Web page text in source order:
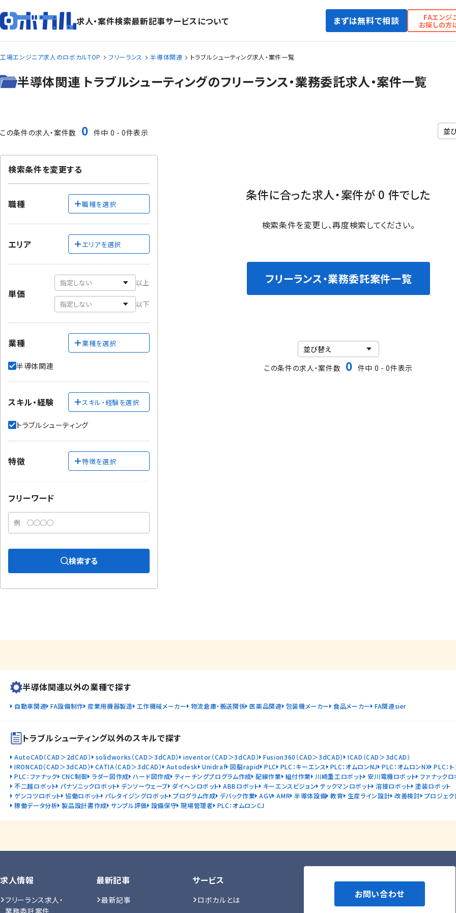
求人・案件検索最新記事サービスについて まずは無料で相談 FAエンジ
お探しの方
工場エンジニア求人のロボカルTOP フリーランス 半導体関連 トラブルシューティング求人・案件一覧
半導体関連 トラブルシューティングのフリーランス・業務委託求人・案件一覧
この条件の求人・案件数 0 件中 0 - 0件表示
条件に合った求人・案件が 0 件でした
検索条件を変更し、再度検索してください。
フリーランス・業務委託案件一覧
この条件の求人・案件数 0 件中 0 - 0件表示
検索条件を変更する
職種 職種を選択
エリア エリアを選択
単価
以上
以下
業種 業種を選択
半導体関連
スキル・経験 スキル・経験を選択
トラブルシューティング
特徴 特徴を選択
フリーワード
検索する
半導体関連以外の業種で探す
自動車関連 FA設備制作 産業用機器製造 工作機械メーカー 物流倉庫・搬送関係 医薬品関連 包装機メーカー 食品メーカー FA関連sier
トラブルシューティング以外のスキルで探す
AutoCAD（CAD＞2dCAD） solidworks（CAD＞3dCAD） inventor（CAD＞3dCAD） Fusion360（CAD＞3dCAD）
ICAD（CAD＞3dCAD）
IRONCAD（CAD＞3dCAD）
CATIA（CAD＞3dCAD） Autodesk Unidraf 図脳rapid PLC PLC：キーエンス PLC：オムロンNJ PLC：オムロンNX PLC：
PLC：ファナック CNC制御 ラダー図作成 ハード図作成 ティーチングプログラム作成 配線作業 組付作業 川崎重工ロボット 安川電機ロボット ファナックロ
不二越ロボット パナソニックロボット デンソーウェーブ ダイヘンロボット ABBロボット キーエンスビジョン テックマンロボット 溶接ロボット 塗装ロボット
ゲンコツロボット 協働ロボット パレタイジングロボット プログラム作成 デバック作業 AGV AMR 半導体設備 教育 生産ライン設計 改善検討 プロジェク
稼働データ分析 製品設計書作成 サンプル評価 設備保守 現場管理者 PLC：オムロンCJ
求人情報
フリーランス求人・
業務委託案件
最新記事
最新記事
サービス
ロボカルとは お問い合わせ